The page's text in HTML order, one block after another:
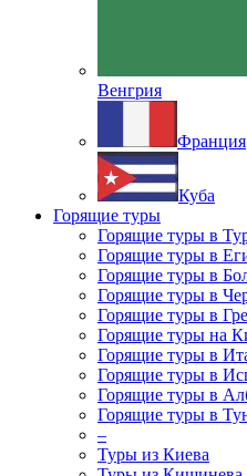
Венгрия
Франция
Куба
Горящие туры
Горящие туры в
Горящие туры в
Горящие туры в
Горящие туры в
Горящие туры в
Горящие туры на
Горящие туры в
Горящие туры в
Горящие туры в
Горящие туры в
–
Туры из Киева